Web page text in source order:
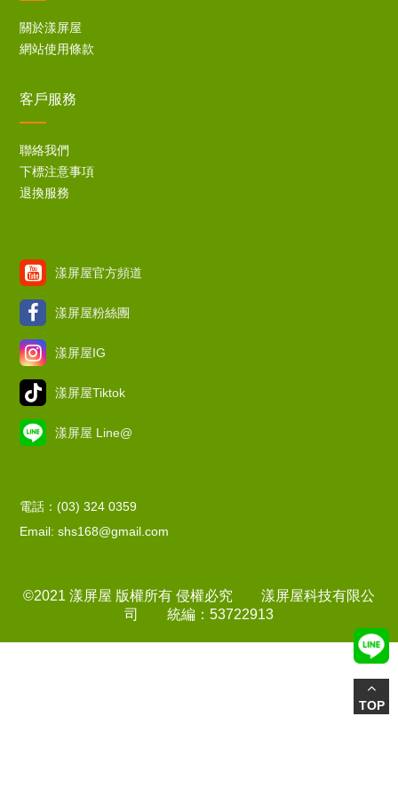
關於漾屏屋
網站使用條款
客戶服務
聯絡我們
下標注意事項
退換服務
漾屏屋官方頻道
漾屏屋粉絲團
漾屏屋IG
漾屏屋Tiktok
漾屏屋 Line@
電話：(03) 324 0359
Email: shs168@gmail.com
©2021 漾屏屋 版權所有 侵權必究 漾屏屋科技有限公
司 統編：53722913
TOP